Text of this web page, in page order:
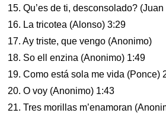
15. Qu’es de ti, desconsolado?
16. La tricotea (Alonso) 3:29
17. Ay triste, que vengo (Anonimo)
18. So ell enzina (Anonimo) 1:49
19. Como está sola me vida (Ponce)
20. O voy (Anonimo) 1:43
21. Tres morillas m’enamoran